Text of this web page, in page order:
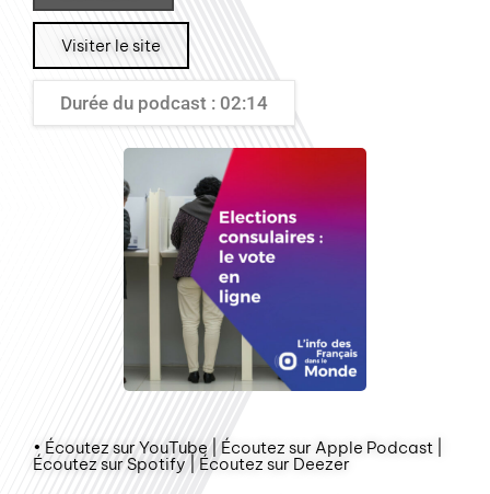
Visiter le site
Durée du podcast : 02:14
• Écoutez sur YouTube | Écoutez sur Apple Podcast |
Écoutez sur Spotify | Écoutez sur Deezer